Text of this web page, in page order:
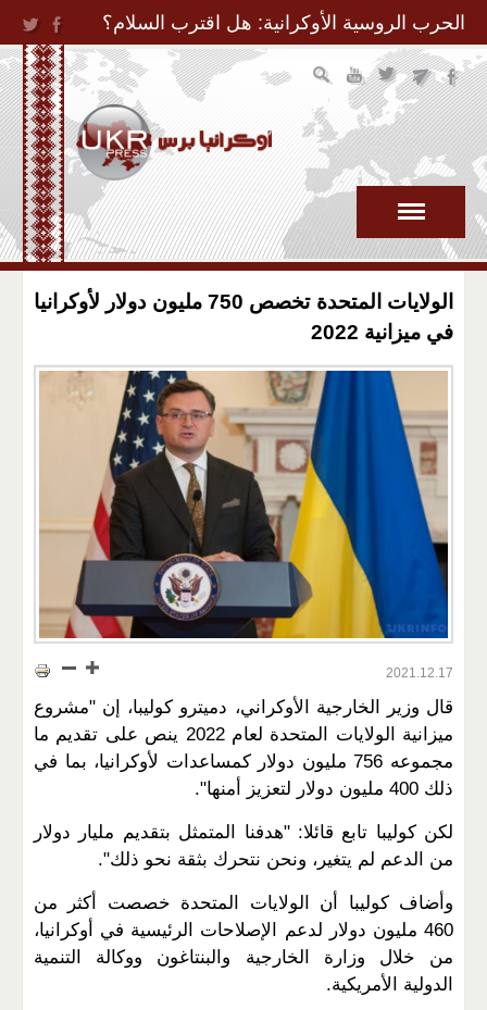
Jump to Navigation
الحرب الروسية الأوكرانية: هل اقترب السلام؟
الولايات المتحدة تخصص 750 مليون دولار لأوكرانيا
في ميزانية 2022
2021.12.17
قال وزير الخارجية الأوكراني، دميترو كوليبا، إن "مشروع
ميزانية الولايات المتحدة لعام 2022 ينص على تقديم ما
مجموعه 756 مليون دولار كمساعدات لأوكرانيا، بما في
ذلك 400 مليون دولار لتعزيز أمنها".
لكن كوليبا تابع قائلا: "هدفنا المتمثل بتقديم مليار دولار
من الدعم لم يتغير، ونحن نتحرك بثقة نحو ذلك".
وأضاف كوليبا أن الولايات المتحدة خصصت أكثر من
460 مليون دولار لدعم الإصلاحات الرئيسية في أوكرانيا،
من خلال وزارة الخارجية والبنتاغون ووكالة التنمية
الدولية الأمريكية.